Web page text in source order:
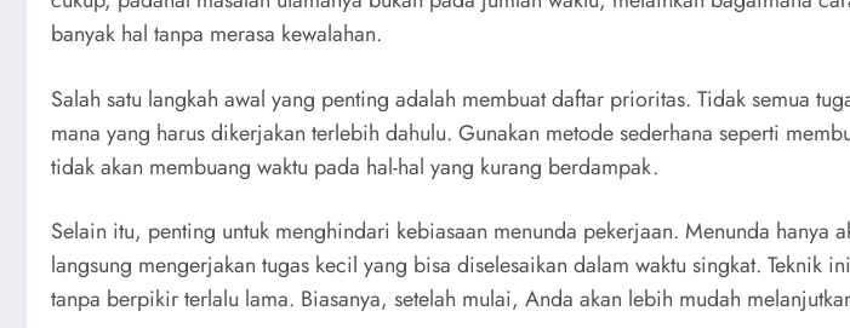
banyak hal tanpa merasa kewalahan.
Salah satu langkah awal yang penting adalah membuat daftar prioritas. Tidak semua
mana yang harus dikerjakan terlebih dahulu. Gunakan metode sederhana seperti
tidak akan membuang waktu pada hal-hal yang kurang berdampak.
Selain itu, penting untuk menghindari kebiasaan menunda pekerjaan. Menunda hanya
langsung mengerjakan tugas kecil yang bisa diselesaikan dalam waktu singkat.
tanpa berpikir terlalu lama. Biasanya, setelah mulai, Anda akan lebih mudah